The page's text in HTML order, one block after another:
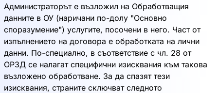
Администраторът е възложил на Обработващия
данните в ОУ (наричани по-долу "Основно
споразумение") услугите, посочени в него. Част от
изпълнението на договора е обработката на лични
данни. По-специално, в съответствие с чл. 28 от
ОРЗД се налагат специфични изисквания към такова
възложено обработване. За да спазят тези
изисквания, страните сключват следното